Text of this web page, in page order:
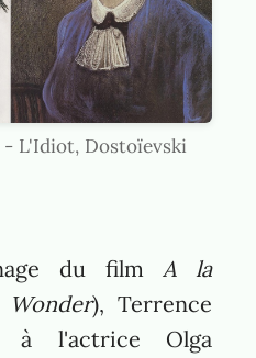
- L'Idiot, Dostoïevski
du film A la
), Terrence
à l'actrice Olga